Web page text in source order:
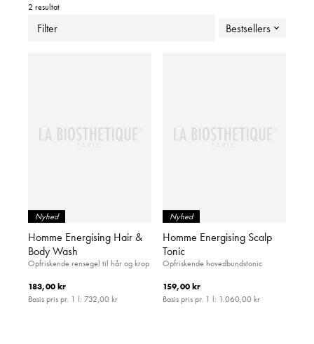
2 resultat
Filter Bestsellers
Nyhed
Homme Energising Hair &
Body Wash
Opfriskende rensegel til hår og krop
183,00 kr
Basis pris pr. 1 l: 732,00 kr
Nyhed
Homme Energising Scalp
Tonic
Opfriskende hovedbundstonic
159,00 kr
Basis pris pr. 1 l: 1.060,00 kr